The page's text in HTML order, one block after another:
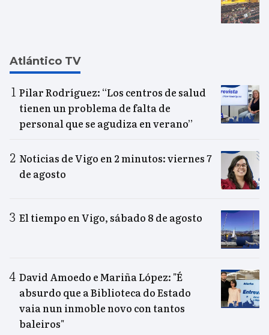
Atlántico TV
Pilar Rodríguez: “Los centros de salud
tienen un problema de falta de
personal que se agudiza en verano”
Noticias de Vigo en 2 minutos: viernes 7
de agosto
El tiempo en Vigo, sábado 8 de agosto
David Amoedo e Mariña López: "É
absurdo que a Biblioteca do Estado
vaia nun inmoble novo con tantos
baleiros"